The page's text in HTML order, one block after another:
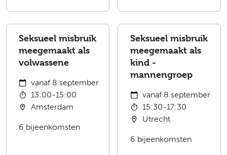
Seksueel misbruik
meegemaakt als
volwassene
vanaf 8 september
13:00-15:00
Amsterdam
6 bijeenkomsten
Seksueel misbruik
meegemaakt als
kind -
mannengroep
vanaf 8 september
15:30-17:30
Utrecht
6 bijeenkomsten